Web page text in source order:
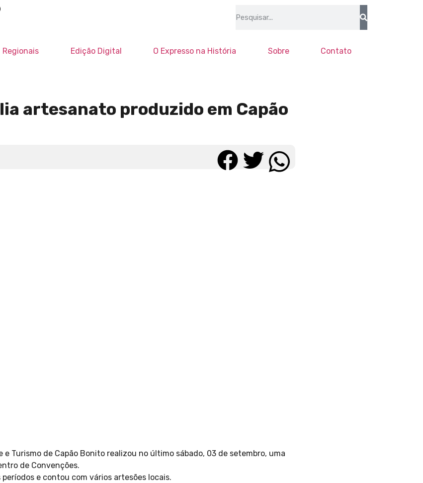
Regionais Edição Digital O Expresso na História Sobre Contato
artesanato produzido em Capão
Turismo de Capão Bonito realizou no último sábado, 03 de setembro, uma
de Convenções.
e contou com vários artesões locais.